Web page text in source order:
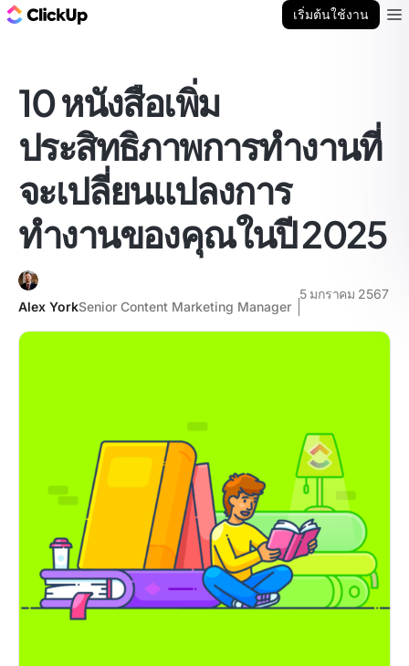
เริ่มต้นใช้งาน
10 หนังสือเพิ่ม
ประสิทธิภาพการทำงานที่
จะเปลี่ยนแปลงการ
ทำงานของคุณในปี 2025
Alex YorkSenior Content Marketing Manager
5 มกราคม 2567